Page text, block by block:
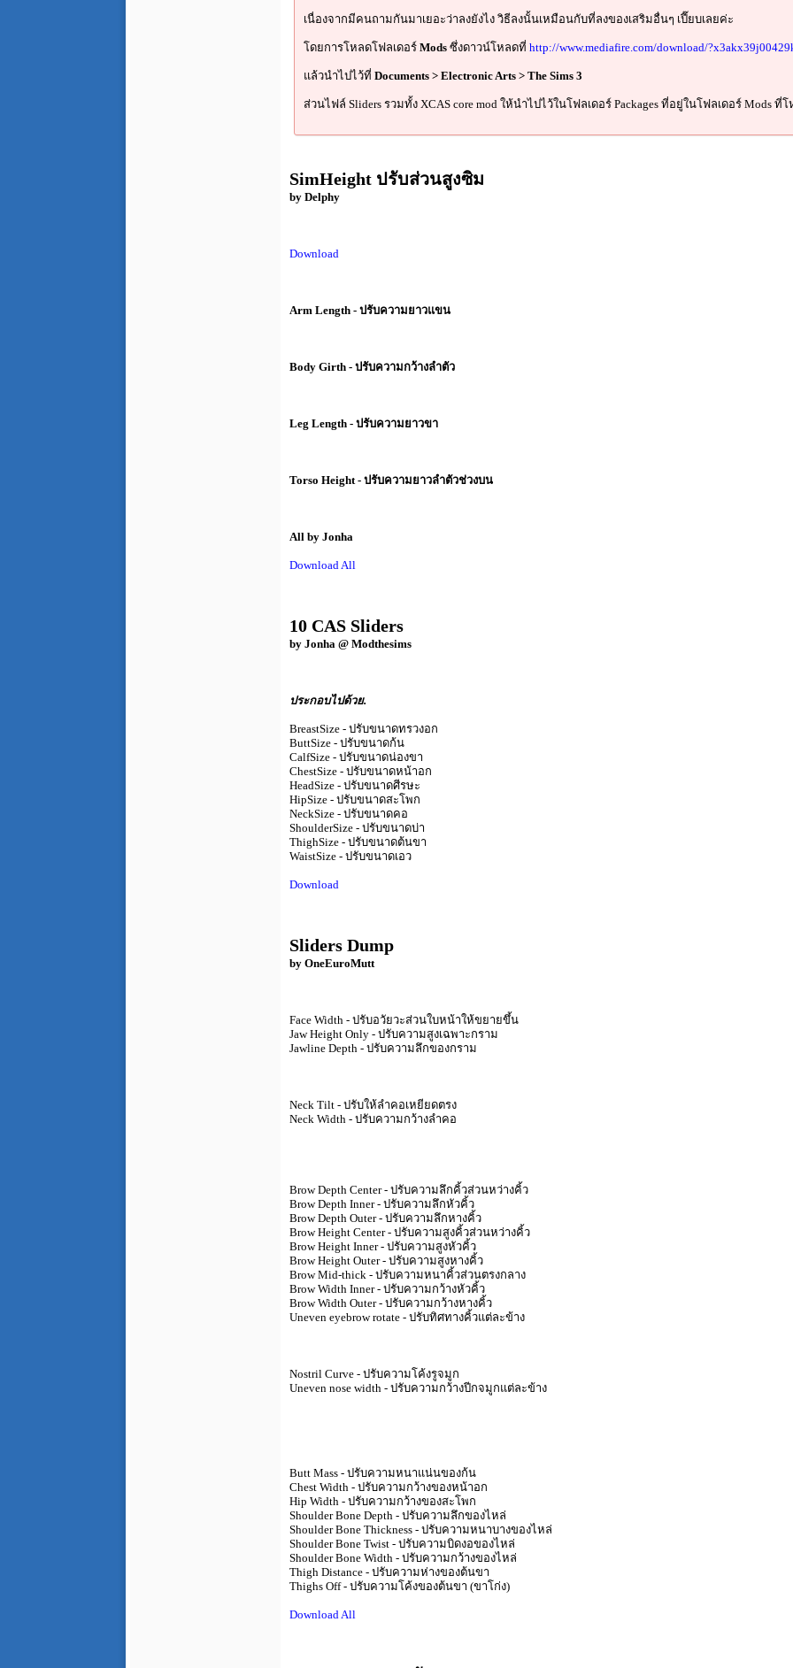
เนื่องจากมีคนถามกันมาเยอะว่าลงยังไง วิธีลงนั้นเหมือนกับที่ลงของเสริมอื่นๆ เปี๊ยบเลยค่ะ
โดยการโหลดโฟลเดอร์ Mods ซึ่งดาวน์โหลดที่ http://www.mediafire.com/download/
แล้วนำไปไว้ที่ Documents > Electronic Arts > The Sims 3
ส่วนไฟล์ Sliders รวมทั้ง XCAS core mod ให้นำไปไว้ในโฟลเดอร์ Packages ที่อยู่ในโฟลเดอร์ Mods ที่
SimHeight ปรับส่วนสูงซิม
by Delphy
Download
Arm Length - ปรับความยาวแขน
Body Girth - ปรับความกว้างลำตัว
Leg Length - ปรับความยาวขา
Torso Height - ปรับความยาวลำตัวช่วงบน
All by Jonha
Download All
10 CAS Sliders
by Jonha @ Modthesims
ประกอบไปด้วย.
BreastSize - ปรับขนาดทรวงอก
ButtSize - ปรับขนาดก้น
CalfSize - ปรับขนาดน่องขา
ChestSize - ปรับขนาดหน้าอก
HeadSize - ปรับขนาดศีรษะ
HipSize - ปรับขนาดสะโพก
NeckSize - ปรับขนาดคอ
ShoulderSize - ปรับขนาดบ่า
ThighSize - ปรับขนาดต้นขา
WaistSize - ปรับขนาดเอว
Download
Sliders Dump
by OneEuroMutt
Face Width - ปรับอวัยวะส่วนใบหน้าให้ขยายขึ้น
Jaw Height Only - ปรับความสูงเฉพาะกราม
Jawline Depth - ปรับความลึกของกราม
Neck Tilt - ปรับให้ลำคอเหยียดตรง
Neck Width - ปรับความกว้างลำคอ
Brow Depth Center - ปรับความลึกคิ้วส่วนหว่างคิ้ว
Brow Depth Inner - ปรับความลึกหัวคิ้ว
Brow Depth Outer - ปรับความลึกหางคิ้ว
Brow Height Center - ปรับความสูงคิ้วส่วนหว่างคิ้ว
Brow Height Inner - ปรับความสูงหัวคิ้ว
Brow Height Outer - ปรับความสูงหางคิ้ว
Brow Mid-thick - ปรับความหนาคิ้วส่วนตรงกลาง
Brow Width Inner - ปรับความกว้างหัวคิ้ว
Brow Width Outer - ปรับความกว้างหางคิ้ว
Uneven eyebrow rotate - ปรับทิศทางคิ้วแต่ละข้าง
Nostril Curve - ปรับความโค้งรูจมูก
Uneven nose width - ปรับความกว้างปีกจมูกแต่ละข้าง
Butt Mass - ปรับความหนาแน่นของก้น
Chest Width - ปรับความกว้างของหน้าอก
Hip Width - ปรับความกว้างของสะโพก
Shoulder Bone Depth - ปรับความลึกของไหล่
Shoulder Bone Thickness - ปรับความหนาบางของไหล่
Shoulder Bone Twist - ปรับความบิดงอของไหล่
Shoulder Bone Width - ปรับความกว้างของไหล่
Thigh Distance - ปรับความห่างของต้นขา
Thighs Off - ปรับความโค้งของต้นขา (ขาโก่ง)
Download All